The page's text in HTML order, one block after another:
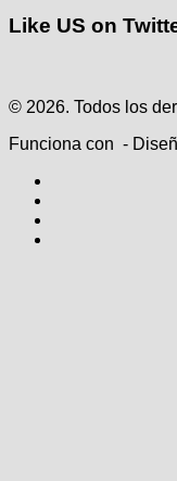
Like US on
© 2026. Todos los
Funciona con -